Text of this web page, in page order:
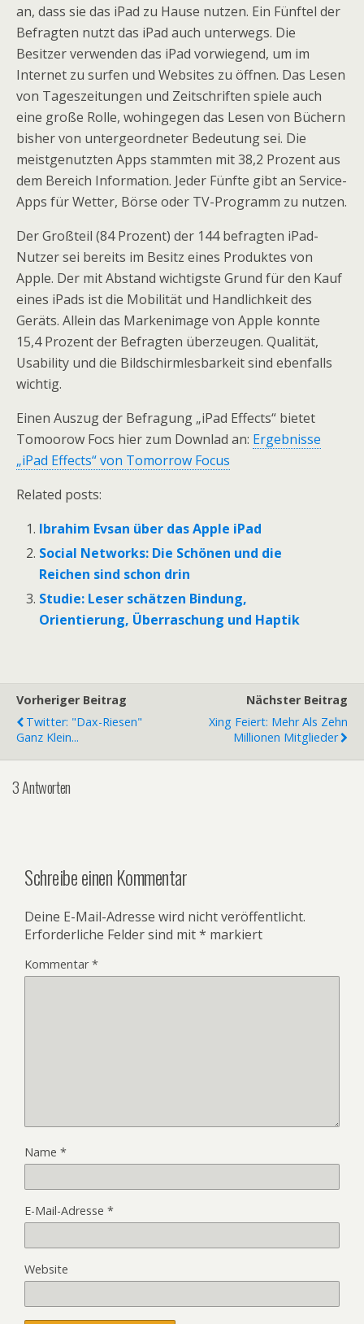
an, dass sie das iPad zu Hause nutzen. Ein Fünftel der
Befragten nutzt das iPad auch unterwegs. Die
Besitzer verwenden das iPad vorwiegend, um im
Internet zu surfen und Websites zu öffnen. Das Lesen
von Tageszeitungen und Zeitschriften spiele auch
eine große Rolle, wohingegen das Lesen von Büchern
bisher von untergeordneter Bedeutung sei. Die
meistgenutzten Apps stammten mit 38,2 Prozent aus
dem Bereich Information. Jeder Fünfte gibt an Service-
Apps für Wetter, Börse oder TV-Programm zu nutzen.
Der Großteil (84 Prozent) der 144 befragten iPad-
Nutzer sei bereits im Besitz eines Produktes von
Apple. Der mit Abstand wichtigste Grund für den Kauf
eines iPads ist die Mobilität und Handlichkeit des
Geräts. Allein das Markenimage von Apple konnte
15,4 Prozent der Befragten überzeugen. Qualität,
Usability und die Bildschirmlesbarkeit sind ebenfalls
wichtig.
Einen Auszug der Befragung „iPad Effects“ bietet
Tomoorow Focs hier zum Downlad an: Ergebnisse
„iPad Effects“ von Tomorrow Focus
Related posts:
Ibrahim Evsan über das Apple iPad
Social Networks: Die Schönen und die
Reichen sind schon drin
Studie: Leser schätzen Bindung,
Orientierung, Überraschung und Haptik
Vorheriger Beitrag
Twitter: "Dax-Riesen"
Ganz Klein...
Nächster Beitrag
Xing Feiert: Mehr Als Zehn
Millionen Mitglieder
3 Antworten
Schreibe einen Kommentar
Deine E-Mail-Adresse wird nicht veröffentlicht.
Erforderliche Felder sind mit* markiert
Kommentar*
Name *
E-Mail-Adresse *
Website